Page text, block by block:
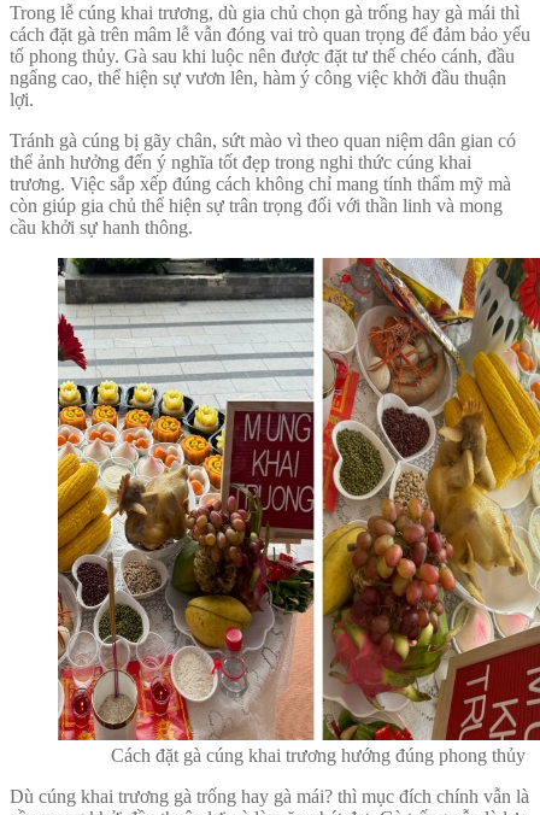
Trong lễ cúng khai trương, dù gia chủ chọn gà trống hay gà mái thì
cách đặt gà trên mâm lễ vẫn đóng vai trò quan trọng để đảm bảo yếu
tố phong thủy. Gà sau khi luộc nên được đặt tư thế chéo cánh, đầu
ngẩng cao, thể hiện sự vươn lên, hàm ý công việc khởi đầu thuận
lợi.
Tránh gà cúng bị gãy chân, sứt mào vì theo quan niệm dân gian có
thể ảnh hưởng đến ý nghĩa tốt đẹp trong nghi thức cúng khai
trương. Việc sắp xếp đúng cách không chỉ mang tính thẩm mỹ mà
còn giúp gia chủ thể hiện sự trân trọng đối với thần linh và mong
cầu khởi sự hanh thông.
Cách đặt gà cúng khai trương hướng đúng phong thủy
Dù cúng khai trương gà trống hay gà mái? thì mục đích chính vẫn là